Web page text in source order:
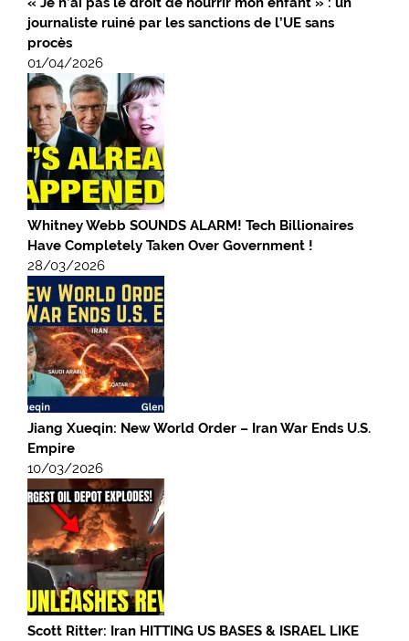
journaliste ruiné par les sanctions de l’UE sans
procès
01/04/2026
Whitney Webb SOUNDS ALARM! Tech Billionaires
Have Completely Taken Over Government !
28/03/2026
Jiang Xueqin: New World Order – Iran War Ends U.S.
Empire
10/03/2026
Scott Ritter: Iran HITTING US BASES & ISRAEL LIKE